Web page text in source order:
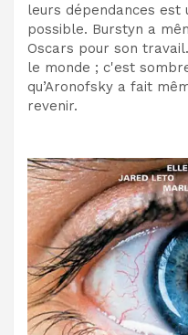
leurs dépendances est
possible. Burstyn a
Oscars pour son
le monde ; c'est
qu’Aronofsky a fait
revenir.